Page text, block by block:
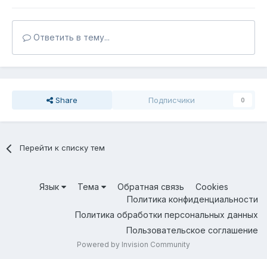
Ответить в тему...
Share Подписчики 0
Перейти к списку тем
Язык Тема Обратная связь
Cookies
Политика конфиденциальности
Политика обработки персональных данных
Пользовательское соглашение
Powered by Invision Community